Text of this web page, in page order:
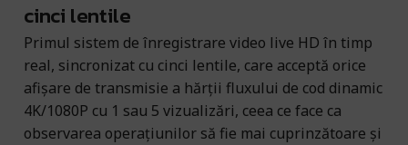
cinci lentile
Primul sistem de înregistrare video live HD în timp
real, sincronizat cu cinci lentile, care acceptă orice
afișare de transmisie a hărții fluxului de cod dinamic
4K/1080P cu 1 sau 5 vizualizări, ceea ce face ca
observarea operațiunilor să fie mai cuprinzătoare și